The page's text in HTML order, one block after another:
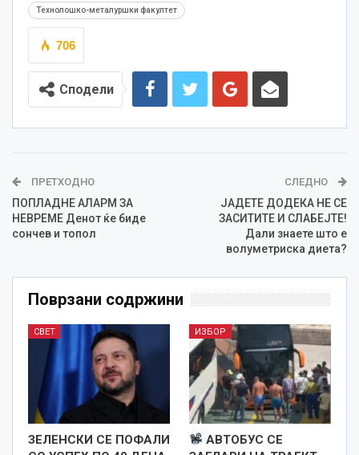
Технолошко-металуршки факултет
706
Сподели
ПРЕТХОДНО
ПОПЛАДНЕ АЛАРМ ЗА
НЕВРЕМЕ Денот ќе биде
сончев и топол
СЛЕДНО
ЈАДЕТЕ ДОДЕКА НЕ СЕ
ЗАСИТИТЕ И СЛАБЕЈТЕ!
Дали знаете што е
волуметриска диета?
Поврзани содржини
СВЕТ
ЗЕЛЕНСКИ СЕ ПОФАЛИ
ИЗБОР
АВТОБУС СЕ